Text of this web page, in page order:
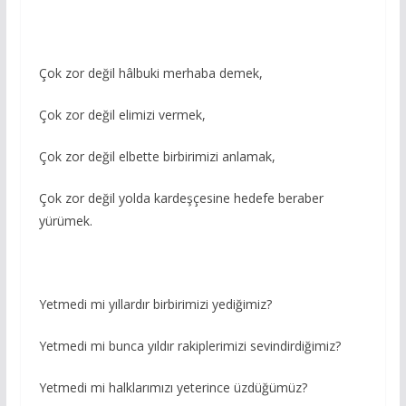
Çok zor değil hâlbuki merhaba demek,
Çok zor değil elimizi vermek,
Çok zor değil elbette birbirimizi anlamak,
Çok zor değil yolda kardeşçesine hedefe beraber
yürümek.
Yetmedi mi yıllardır birbirimizi yediğimiz?
Yetmedi mi bunca yıldır rakiplerimizi sevindirdiğimiz?
Yetmedi mi halklarımızı yeterince üzdüğümüz?